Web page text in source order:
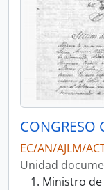
CONGRESO
EC/AN/AJLM/
Unidad
Ministro de